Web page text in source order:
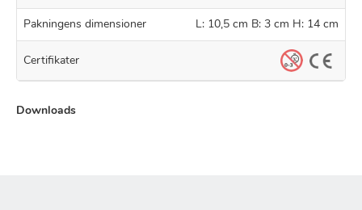
Pakningens dimensioner L: 10,5 cm B: 3 cm H: 14 cm
Certifikater
Downloads